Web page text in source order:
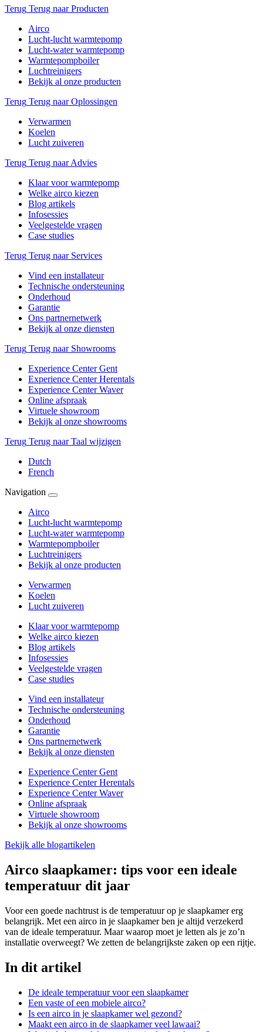
Terug Terug naar Producten
Airco
Lucht-lucht warmtepomp
Lucht-water warmtepomp
Warmtepompboiler
Luchtreinigers
Bekijk al onze producten
Terug Terug naar Oplossingen
Verwarmen
Koelen
Lucht zuiveren
Terug Terug naar Advies
Klaar voor warmtepomp
Welke airco kiezen
Blog artikels
Infosessies
Veelgestelde vragen
Case studies
Terug Terug naar Services
Vind een installateur
Technische ondersteuning
Onderhoud
Garantie
Ons partnernetwerk
Bekijk al onze diensten
Terug Terug naar Showrooms
Experience Center Gent
Experience Center Herentals
Experience Center Waver
Online afspraak
Virtuele showroom
Bekijk al onze showrooms
Terug Terug naar Taal wijzigen
Dutch
French
Navigation
Airco
Lucht-lucht warmtepomp
Lucht-water warmtepomp
Warmtepompboiler
Luchtreinigers
Bekijk al onze producten
Verwarmen
Koelen
Lucht zuiveren
Klaar voor warmtepomp
Welke airco kiezen
Blog artikels
Infosessies
Veelgestelde vragen
Case studies
Vind een installateur
Technische ondersteuning
Onderhoud
Garantie
Ons partnernetwerk
Bekijk al onze diensten
Experience Center Gent
Experience Center Herentals
Experience Center Waver
Online afspraak
Virtuele showroom
Bekijk al onze showrooms
Bekijk alle blogartikelen
Airco slaapkamer: tips voor een ideale
temperatuur dit jaar
Voor een goede nachtrust is de temperatuur op je slaapkamer erg
belangrijk. Met een airco in je slaapkamer ben je altijd verzekerd
van de ideale temperatuur. Maar waarop moet je letten als je zo’n
installatie overweegt? We zetten de belangrijkste zaken op een rijtje.
In dit artikel
De ideale temperatuur voor een slaapkamer
Een vaste of een mobiele airco?
Is een airco in je slaapkamer wel gezond?
Maakt een airco in de slaapkamer veel lawaai?